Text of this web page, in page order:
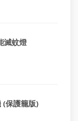
滅蚊燈
(保護籠版)